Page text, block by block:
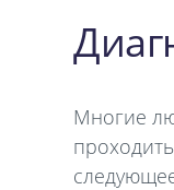
Многие